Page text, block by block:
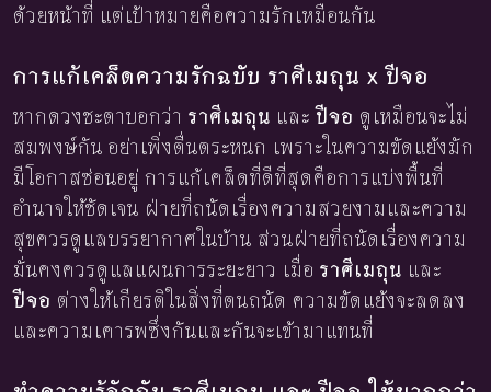
ด้วยหน้าที่ แต่เป้าหมายคือความรักเหมือนกัน
การแก้เคล็ดความรักฉบับ ราศีเมถุน x ปีจอ
หากดวงชะตาบอกว่า ราศีเมถุน และปีจอ ดูเหมือนจะไม่
สมพงษ์กัน อย่าเพิ่งตื่นตระหนก เพราะในความขัดแย้งมัก
มีโอกาสซ่อนอยู่ การแก้เคล็ดที่ดีที่สุดคือการแบ่งพื้นที่
อำนาจให้ชัดเจน ฝ่ายที่ถนัดเรื่องความสวยงามและความ
สุขควรดูแลบรรยากาศในบ้าน ส่วนฝ่ายที่ถนัดเรื่องความ
มั่นคงควรดูแลแผนการระยะยาว เมื่อ ราศีเมถุน และ
ปีจอ ต่างให้เกียรติในสิ่งที่ตนถนัด ความขัดแย้งจะลดลง
และความเคารพซึ่งกันและกันจะเข้ามาแทนที่